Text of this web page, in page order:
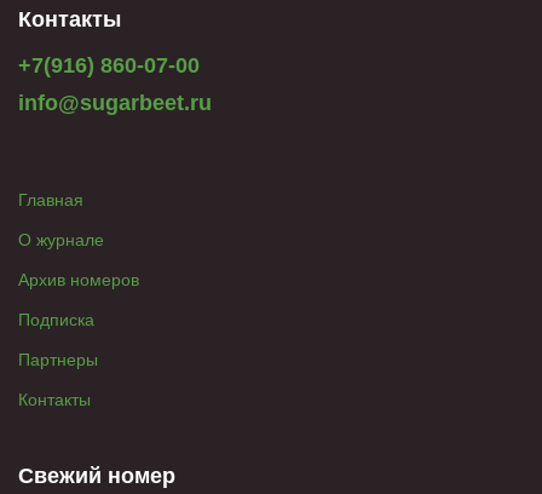
Контакты
+7(916) 860-07-00
info@sugarbeet.ru
Главная
О журнале
Архив номеров
Подписка
Партнеры
Контакты
Свежий номер